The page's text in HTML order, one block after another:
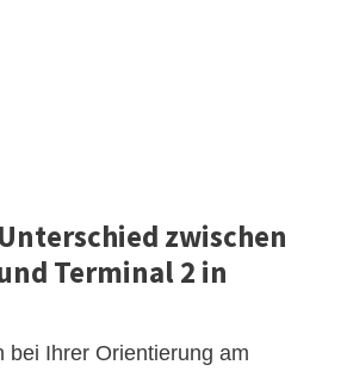
zwischen
Terminal 2 in
bei Ihrer Orientierung am